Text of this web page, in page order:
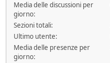
Media delle discussioni per
giorno:
Sezioni totali:
Ultimo utente:
Media delle presenze per
giorno: